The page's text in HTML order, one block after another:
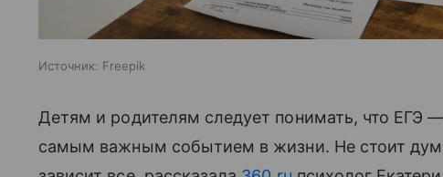
Источник: Freepik
Детям и родителям следует понимать, что ЕГЭ
самым важным событием в жизни. Не стоит